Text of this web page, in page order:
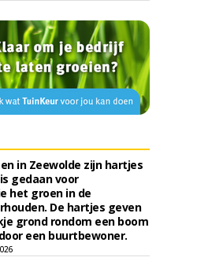
in Zeewolde zijn hartjes
gedaan voor
het groen in de
De hartjes geven
grond rondom een boom
een buurtbewoner.